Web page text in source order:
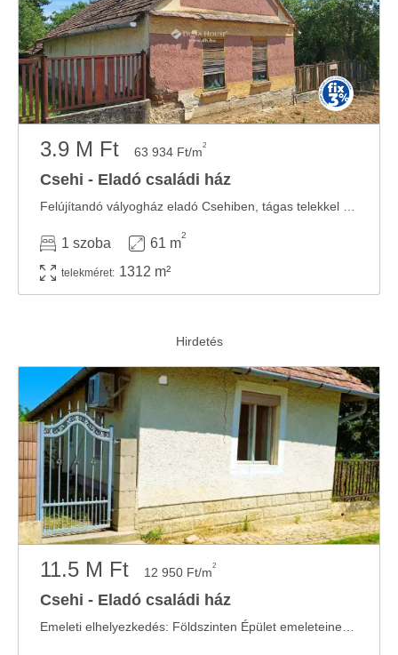
3.9 M Ft 63 934 Ft/m2
Csehi - Eladó családi ház
1 szoba 61 m
2
telekméret: 1312 m²
11.5 M Ft 12 950 Ft/m2
Csehi - Eladó családi ház